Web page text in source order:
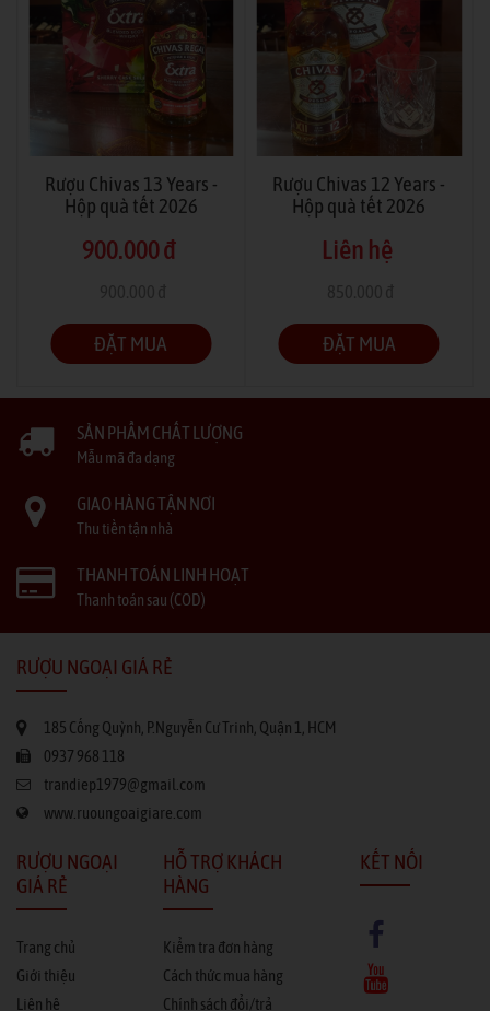
Rượu Chivas 13 Years -
Hộp quà tết 2026
900.000 đ
(Tiết kiệm -0%)
ĐẶT MUA
Rượu Chivas 12 Years -
Hộp quà tết 2026
Liên hệ
(Tiết kiệm -100%)
ĐẶT MUA
SẢN PHẨM CHẤT LƯỢNG
Mẫu mã đa dạng
GIAO HÀNG TẬN NƠI
Thu tiền tận nhà
THANH TOÁN LINH HOẠT
Thanh toán sau (COD)
RƯỢU NGOẠI GIÁ RẺ
185 Cống Quỳnh, P.Nguyễn Cư Trinh, Quận 1, HCM
0937 968 118
trandiep1979@gmail.com
www.ruoungoaigiare.com
RƯỢU NGOẠI
GIÁ RẺ
Trang chủ
Giới thiệu
Liên hệ
HỖ TRỢ KHÁCH
HÀNG
Kiểm tra đơn hàng
Cách thức mua hàng
Chính sách đổi/trả
KẾT NỐI